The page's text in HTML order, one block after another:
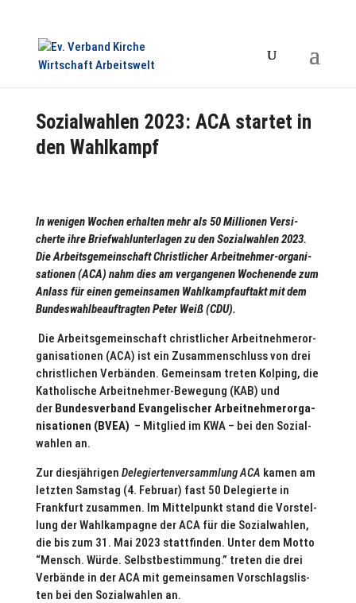
Sozialwahlen 2023: ACA startet in
den Wahlkampf
In wenigen Wochen erhalten mehr als 50 Mil­lio­nen Ver­si­
cherte ihre Brief­wahl­un­ter­la­gen zu den Sozi­al­wah­len 2023.
Die Arbeits­ge­mein­schaft Christ­li­cher Arbeit­neh­mer-orga­ni­
sa­tio­nen (ACA) nahm dies am ver­gan­ge­nen Wochen­ende zum
Anlass für einen gemein­sa­men Wahl­kampf­auf­takt mit dem
Bun­des­wahl­be­auf­trag­ten Peter Weiß (CDU).
Die Arbeits­ge­mein­schaft christ­li­cher Arbeit­neh­mer­or­
ga­ni­sa­tio­nen (ACA) ist ein Zusam­men­schluss von drei
christ­li­chen Ver­bän­den. Gemein­sam treten Kolping, die
Katho­li­sche Arbeit­neh­mer-Bewegung (KAB) und
der Bun­des­ver­band Evan­ge­li­scher Arbeit­neh­mer­or­ga­
ni­sa­tio­nen (BVEA) – Mitglied im KWA – bei den Sozi­al­
wah­len an.
Zur dies­jäh­ri­gen Dele­gier­ten­ver­samm­lung ACA kamen am
letzten Samstag (4. Februar) fast 50 Dele­gierte in
Frank­furt zusammen. Im Mit­tel­punkt stand die Vor­stel­
lung der Wahl­kam­pa­gne der ACA für die Sozi­al­wah­len,
die bis zum 31. Mai 2023 statt­fin­den. Unter dem Motto
“Mensch. Würde. Selbst­be­stim­mung.” treten die drei
Verbände in der ACA mit gemein­sa­men Vor­schlags­lis­
ten bei den Sozi­al­wah­len an.